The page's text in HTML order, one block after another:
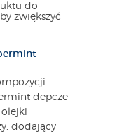
do
zwiększyć
depcze
dodający